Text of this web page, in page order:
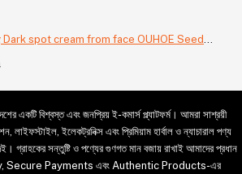
spot cream from face OUHOE Seed
একটি বিশ্বস্ত এবং জনপ্রিয় ই-কমার্স প্ল্যাটফর্ম। আমরা সাশ্রয়ী
লাইফস্টাইল, ইলেকট্রনিক্স এবং প্রিমিয়াম হার্বাল ও ন্যাচারাল পণ্য
গ্রাহকের সন্তুষ্টি ও পণ্যের গুণগত মান বজায় রাখাই আমাদের প্রধান
Secure Payments এবং Authentic Products-এর